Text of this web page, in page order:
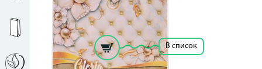
Кол-во ед. в упак.: -2
Рассчитать цену за единицу
В список